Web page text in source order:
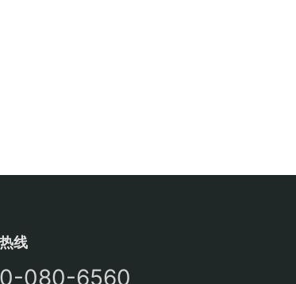
线
080-6560